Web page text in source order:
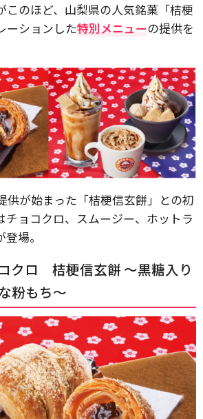
このほど、山梨県の人気銘菓「桔梗
ーションした特別メニューの提供を
供が始まった「桔梗信玄餅」との初
チョコクロ、スムージー、ホットラ
場。
クロ 桔梗信玄餅 ～黒糖入り
粉もち～